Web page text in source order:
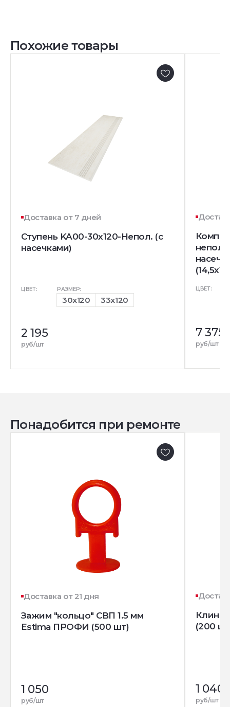
Похожие товары
Доставка от 7 дней
Ступень KA00-30x120-Непол. (с
насечками)
ЦВЕТ: РАЗМЕР:
30x120 33x120
2 195
руб/шт
непол.
ЦВЕТ:
7 375
руб/шт
Понадобится при ремонте
Доставка от 21 дня
Зажим "кольцо" СВП 1.5 мм
Estima ПРОФИ (500 шт)
1 050
руб/шт
Клин
(200
1 040
руб/шт